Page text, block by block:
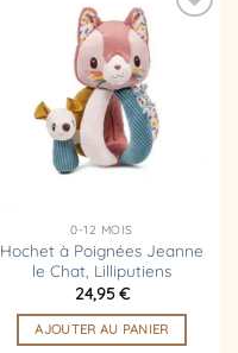
0-12 MOIS
Hochet à Poignées Jeanne
le Chat, Lilliputiens
24,95€
AJOUTER AU PANIER